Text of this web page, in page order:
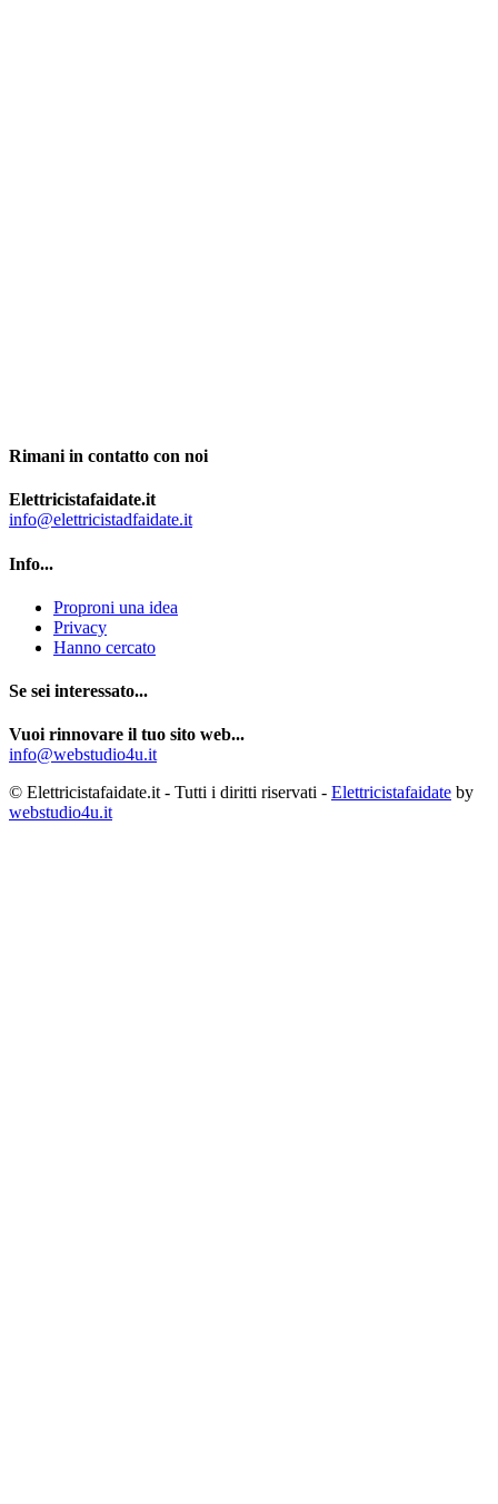
Rimani in contatto con noi
Elettricistafaidate.it
info@elettricistadfaidate.it
Info...
Proproni una idea
Privacy
Hanno cercato
Se sei interessato...
Vuoi rinnovare il tuo sito web...
info@webstudio4u.it
© Elettricistafaidate.it - Tutti i diritti riservati - Elettricistafaidate by
webstudio4u.it